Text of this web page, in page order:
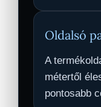
Oldalsó
A
métertől
pontosabb